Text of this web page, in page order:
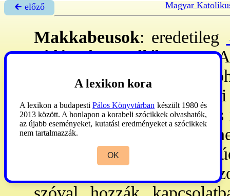
🡰 előző Magyar
Makkabeusok: eredetileg
Júdásnak a mellékneve. -
nem fordul elő,
nak
ker. szerzők vitték át
névtelen testvérre is,
arra a korra is, amelyben
- A név magyarázata
A lexikon kora
A lexikon a budapesti Pálos Könyvtárban készült 1980 és
2013 között. A honlapon a korabeli szócikkek olvashatók,
az újabb eseményeket, kutatási eredményeket a szócikkek
nem tartalmazzák.
OK